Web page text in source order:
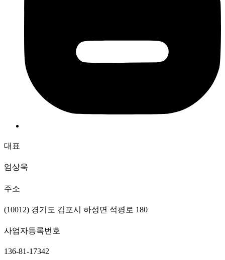
대표
엄상욱
주소
(10012) 경기도 김포시 하성면 석평로 180
사업자등록번호
136-81-17342